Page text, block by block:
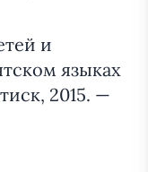
и
языках
2015. —